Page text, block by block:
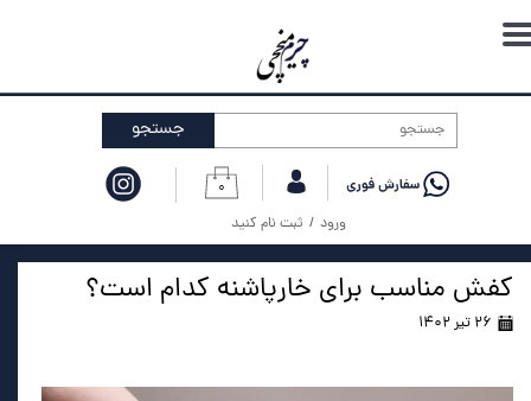
۰
ورود / ثبت نام کنید
حساب کاربری من
تغییر گذر واژه
خروج از حساب کاربری
جستجو
کفش مناسب برای خارپاشنه کدام است؟
۲۶ تیر ۱۴۰۲